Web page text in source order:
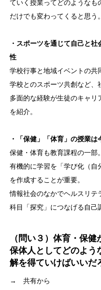
ていく授業ってどのようなも
だけでも変わってくると思う。
・スポーツを通じて自己と
性
学校行事と地域イベントの共
学校とのスポーツ共創など、
多面的な経験が生徒のキャリ
を紹介。
・「保健」「体育」の授業は
保健・体育も教育課程の一部。
有機的に学習を「学び化（自
を作成することが重要。
情報社会のなかでヘルスリテ
科目「探究」につなげる自己
（問い３）体育・保健
保体人としてどのよう
解を得ていけばいいだ
→ 共有から